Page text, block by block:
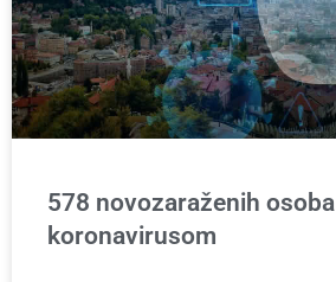
578 novozaraženih osoba
koronavirusom